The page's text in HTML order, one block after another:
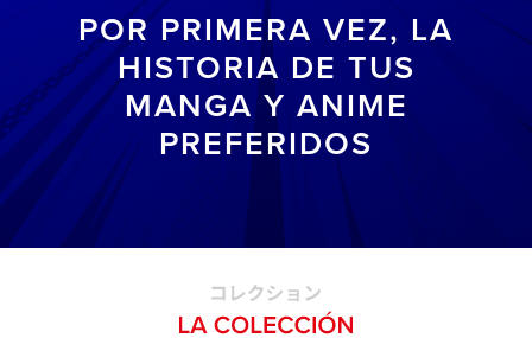
POR PRIMERA VEZ, LA
HISTORIA DE TUS
MANGA Y ANIME
PREFERIDOS